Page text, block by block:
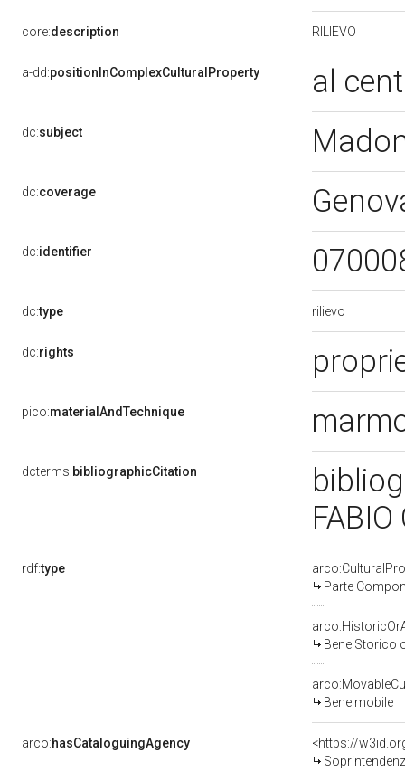
core:description RILIEVO
a-dd:positionInComplexCulturalProperty al
dc:subject
dc:coverage
dc:identifier
dc:type rilievo
dc:rights
pico:materialAndTechnique
dcterms:bibliographicCitation
rdf:type
Parte
Bene Storico
Bene mobile
arco:hasCataloguingAgency
<https://